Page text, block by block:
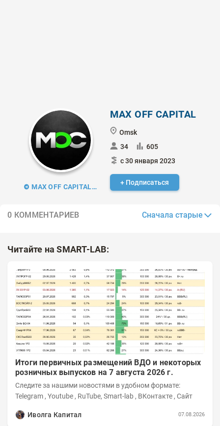
MAX OFF CAPITAL | Трейдинг
MAX OFF CAPITAL
Omsk
34
605
с 30 января 2023
+ Подписаться
0 КОММЕНТАРИЕВ Сначала старые
Читайте на SMART-LAB:
Итоги первичных размещений ВДО и некоторых
розничных выпусков на 7 августа 2026 г.
Следите за нашими новостями в удобном формате:
Telegram , Youtube , RuTube, Smart-lab , ВКонтакте , Сайт
Иволга Капитал 07.08.2026